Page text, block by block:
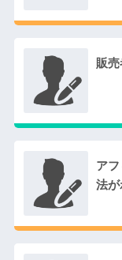
販
ア
法